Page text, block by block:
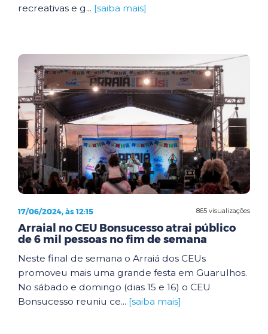
recreativas e g... [saiba mais]
865 visualizações
17/06/2024, às 12:15
Arraial no CEU Bonsucesso atrai público
de 6 mil pessoas no fim de semana
Neste final de semana o Arraiá dos CEUs
promoveu mais uma grande festa em Guarulhos.
No sábado e domingo (dias 15 e 16) o CEU
Bonsucesso reuniu ce... [saiba mais]